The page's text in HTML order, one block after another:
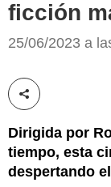
ficción
25/06/2023 a
Compartir esta
Dirigida por
tiempo, esta
despertando